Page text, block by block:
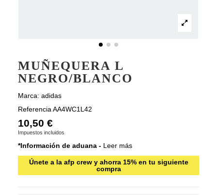
MUÑEQUERA L
NEGRO/BLANCO
Marca: adidas
Referencia AA4WC1L42
10,50 €
Impuestos incluidos
*Información de aduana - Leer más
Únete a la afp crew y ahorra 15% en tu siguiente
compra